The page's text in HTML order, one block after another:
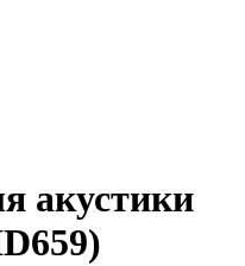
акустики